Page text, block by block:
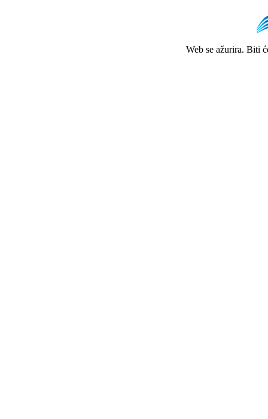
Web se ažurira. Biti